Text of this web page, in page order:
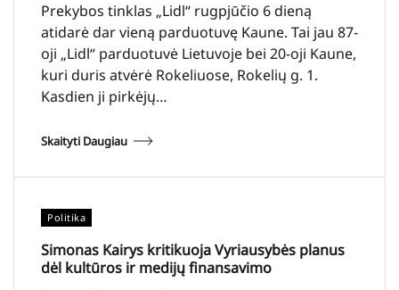
Prekybos tinklas „Lidl“ rugpjūčio 6 dieną
atidarė dar vieną parduotuvę Kaune. Tai jau 87-
oji „Lidl“ parduotuvė Lietuvoje bei 20-oji Kaune,
kuri duris atvėrė Rokeliuose, Rokelių g. 1.
Kasdien ji pirkėjų…
Skaityti Daugiau
Politika
Simonas Kairys kritikuoja Vyriausybės planus
dėl kultūros ir medijų finansavimo